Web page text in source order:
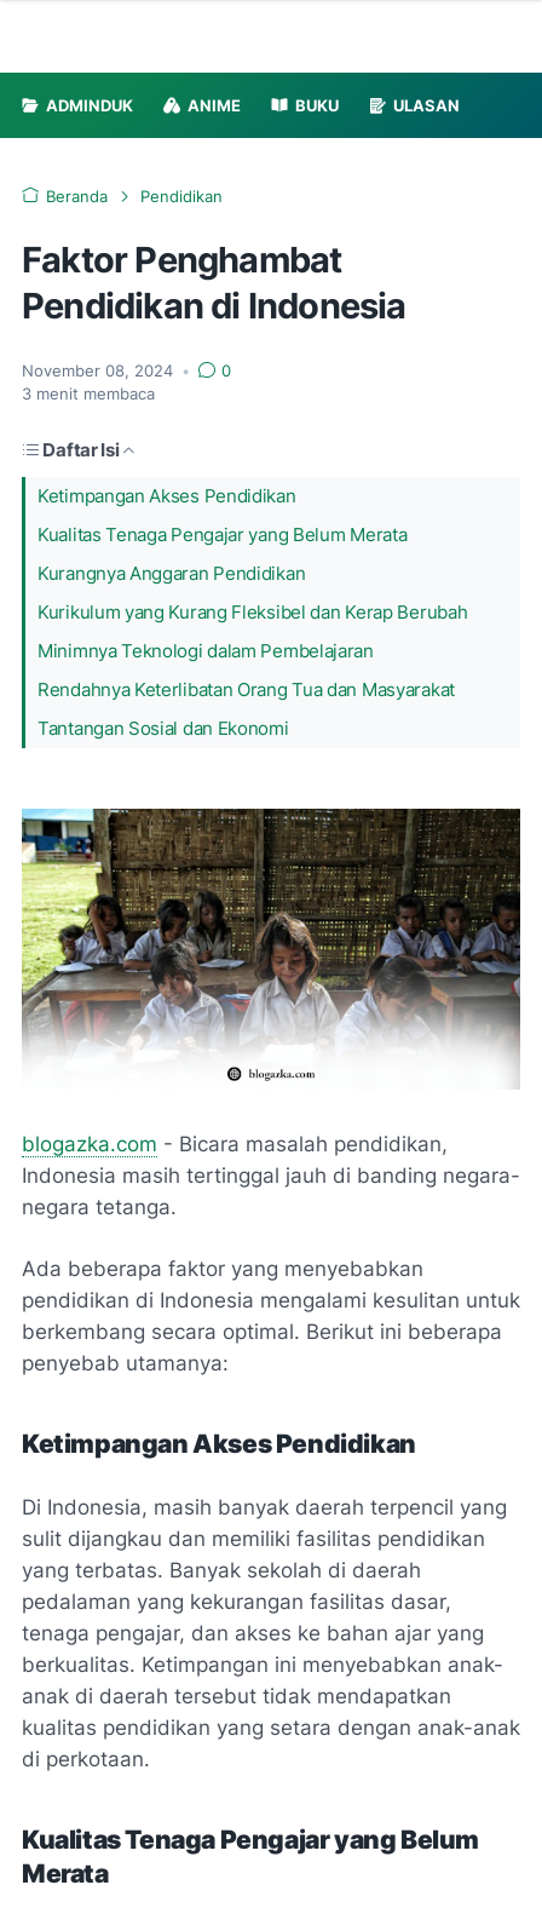
ADMINDUK ANIME BUKU ULASAN
Beranda Pendidikan
Faktor Penghambat
Pendidikan di Indonesia
November 08, 2024 •
0
3 menit membaca
Daftar Isi
Ketimpangan Akses Pendidikan
Kualitas Tenaga Pengajar yang Belum Merata
Kurangnya Anggaran Pendidikan
Kurikulum yang Kurang Fleksibel dan Kerap Berubah
Minimnya Teknologi dalam Pembelajaran
Rendahnya Keterlibatan Orang Tua dan Masyarakat
Tantangan Sosial dan Ekonomi
blogazka.com - Bicara masalah pendidikan,
Indonesia masih tertinggal jauh di banding negara-
negara tetanga.
Ada beberapa faktor yang menyebabkan
pendidikan di Indonesia mengalami kesulitan untuk
berkembang secara optimal. Berikut ini beberapa
penyebab utamanya:
Ketimpangan Akses Pendidikan
Di Indonesia, masih banyak daerah terpencil yang
sulit dijangkau dan memiliki fasilitas pendidikan
yang terbatas. Banyak sekolah di daerah
pedalaman yang kekurangan fasilitas dasar,
tenaga pengajar, dan akses ke bahan ajar yang
berkualitas. Ketimpangan ini menyebabkan anak-
anak di daerah tersebut tidak mendapatkan
kualitas pendidikan yang setara dengan anak-anak
di perkotaan.
Kualitas Tenaga Pengajar yang Belum
Merata